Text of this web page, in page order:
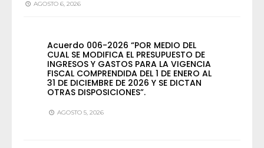
AGOSTO 6, 2026
Acuerdo 006-2026 “POR MEDIO DEL
CUAL SE MODIFICA EL PRESUPUESTO DE
INGRESOS Y GASTOS PARA LA VIGENCIA
FISCAL COMPRENDIDA DEL 1 DE ENERO AL
31 DE DICIEMBRE DE 2026 Y SE DICTAN
OTRAS DISPOSICIONES”.
AGOSTO 5, 2026